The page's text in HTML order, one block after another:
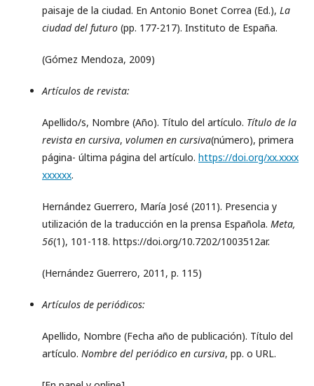
paisaje de la ciudad. En Antonio Bonet Correa (Ed.), La
ciudad del futuro (pp. 177-217). Instituto de España.
(Gómez Mendoza, 2009)
Artículos de revista:
Apellido/s, Nombre (Año). Título del artículo. Título de la
revista en cursiva, volumen en cursiva(número), primera
página- última página del artículo. https://doi.org/xx.xxxx
xxxxxx.
Hernández Guerrero, María José (2011). Presencia y
utilización de la traducción en la prensa Española. Meta,
56(1), 101-118. https://doi.org/10.7202/1003512ar.
(Hernández Guerrero, 2011, p. 115)
Artículos de periódicos:
Apellido, Nombre (Fecha año de publicación). Título del
artículo. Nombre del periódico en cursiva, pp. o URL.